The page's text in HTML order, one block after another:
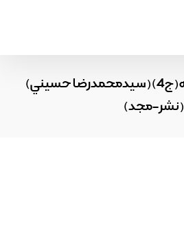
يادداشتهاي محکمه(ج4)(سيدمحمدرضا حسيني)
(نشر-مجد)